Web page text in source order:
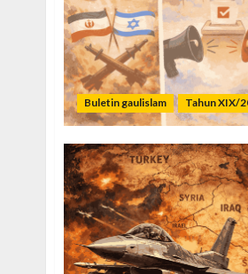
Buletin gaulislam Tahun XIX/